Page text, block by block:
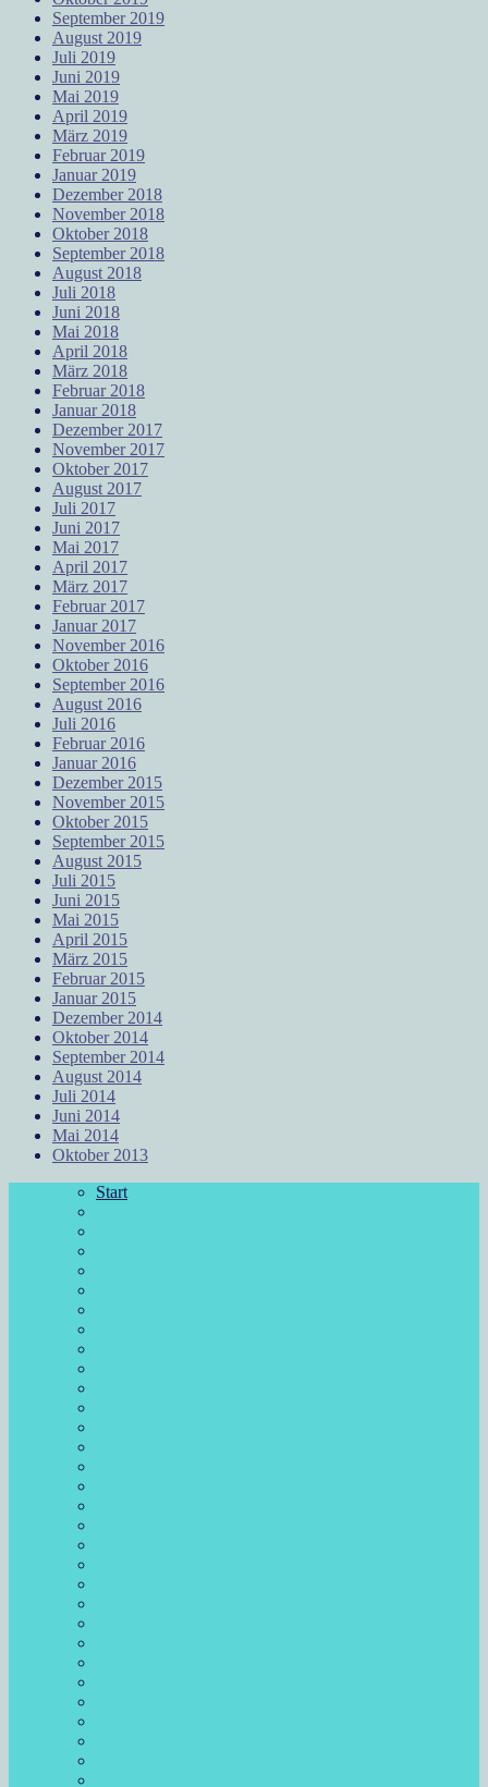
September 2019
August 2019
Juli 2019
Juni 2019
Mai 2019
April 2019
März 2019
Februar 2019
Januar 2019
Dezember 2018
November 2018
Oktober 2018
September 2018
August 2018
Juli 2018
Juni 2018
Mai 2018
April 2018
März 2018
Februar 2018
Januar 2018
Dezember 2017
November 2017
Oktober 2017
August 2017
Juli 2017
Juni 2017
Mai 2017
April 2017
März 2017
Februar 2017
Januar 2017
November 2016
Oktober 2016
September 2016
August 2016
Juli 2016
Februar 2016
Januar 2016
Dezember 2015
November 2015
Oktober 2015
September 2015
August 2015
Juli 2015
Juni 2015
Mai 2015
April 2015
März 2015
Februar 2015
Januar 2015
Dezember 2014
Oktober 2014
September 2014
August 2014
Juli 2014
Juni 2014
Mai 2014
Oktober 2013
Start